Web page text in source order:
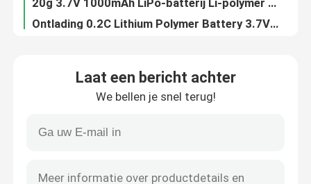
De Batterij van douanelipo
kleine lipobatterij
Laat een bericht achter
We bellen je snel terug!